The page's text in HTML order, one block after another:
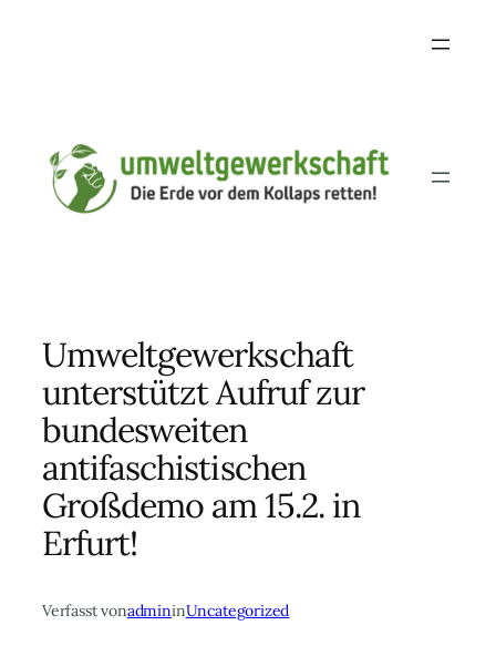
Umweltgewerkschaft
unterstützt Aufruf zur
bundesweiten
antifaschistischen
Großdemo am 15.2. in
Erfurt!
Verfasst vonadmininUncategorized